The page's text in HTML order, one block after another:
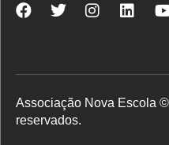
Nova
Facebook
Nova
Twitter
Nova
Associação Nova Escola
reservados.